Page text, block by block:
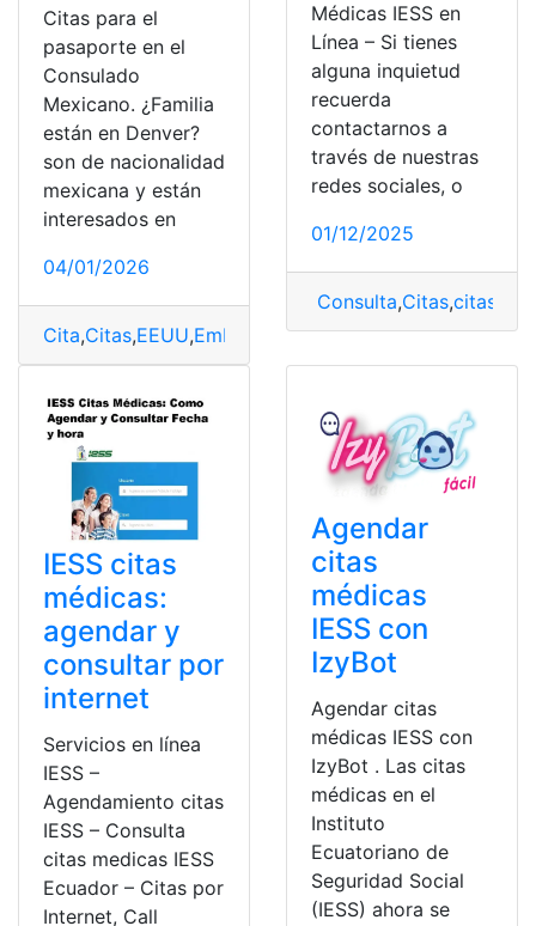
Citas para el
pasaporte en el
Consulado
Mexicano. ¿Familia
están en Denver?
son de nacionalidad
mexicana y están
interesados en
04/01/2026
Cita,Citas,EEUU,Embajada ,México
Médicas IESS en
Línea – Si tienes
alguna inquietud
recuerda
contactarnos a
través de nuestras
redes sociales, o
01/12/2025
Consulta,Citas,citas
IESS citas
médicas:
agendar y
consultar por
internet
Servicios en línea
IESS –
Agendamiento citas
IESS – Consulta
citas medicas IESS
Ecuador – Citas por
Internet, Call
Agendar
citas
médicas
IESS con
IzyBot
Agendar citas
médicas IESS con
IzyBot . Las citas
médicas en el
Instituto
Ecuatoriano de
Seguridad Social
(IESS) ahora se